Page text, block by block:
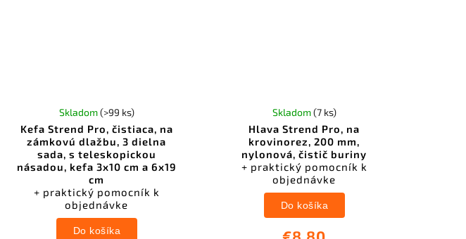
Kefa Strend Pro, čistiaca, na
zámkovú dlažbu, 3 dielna
sada, s teleskopickou
násadou, kefa 3x10 cm a 6x19
cm
+ praktický pomocník k
objednávke
Skladom(>99 ks)
Do košíka
Hlava Strend Pro, na
krovinorez, 200 mm,
nylonová, čistič buriny
+ praktický pomocník k
objednávke
Skladom(7 ks)
Do košíka